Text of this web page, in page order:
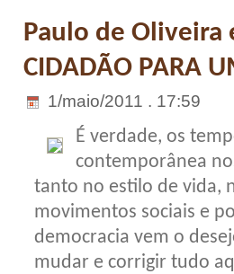
Paulo de Oliveira
CIDADÃO PARA
1/maio/2011 . 17:59
É verdade, os
contemporânea
tanto no estilo de vida,
movimentos sociais e
democracia vem o
mudar e corrigir tudo